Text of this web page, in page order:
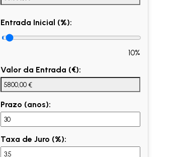
Entrada Inicial (%):
10%
Valor da Entrada (€):
Prazo (anos):
Taxa de Juro (%):